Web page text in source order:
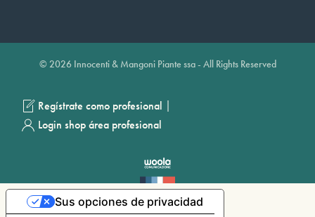
© 2026 Innocenti & Mangoni Piante ssa - All Rights Reserved
Regístrate como profesional |
Login shop área profesional
Sus opciones de privacidad